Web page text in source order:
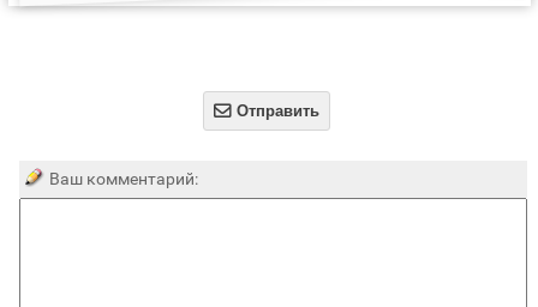
 Отправить
Ваш комментарий: